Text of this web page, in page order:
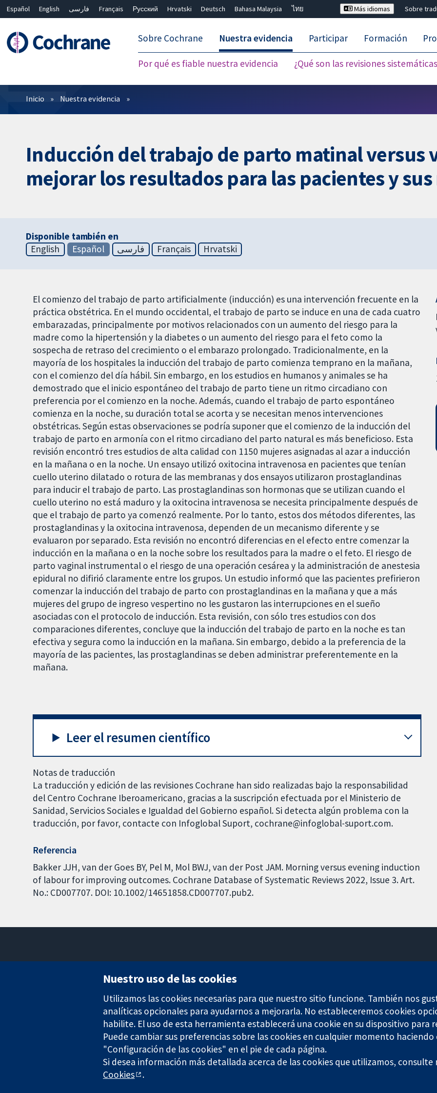
Español English فارسی Français Русский Hrvatski Deutsch Bahasa Malaysia
ไทย
Más idiomas Sobre
Sobre Cochrane Nuestra evidencia
Por qué es fiable nuestra evidencia ¿Qué son las revisiones
Participar Formación
Filtros
Inicio Nuestra evidencia
Inducción del trabajo de parto matinal versus
mejorar los resultados para las pacientes y
Disponible también en
English
Español فارسی Français Hrvatski
El comienzo del trabajo de parto artificialmente (inducción) es una intervención frecuente en la
práctica obstétrica. En el mundo occidental, el trabajo de parto se induce en una de cada cuatro
embarazadas, principalmente por motivos relacionados con un aumento del riesgo para la
madre como la hipertensión y la diabetes o un aumento del riesgo para el feto como la
sospecha de retraso del crecimiento o el embarazo prolongado. Tradicionalmente, en la
mayoría de los hospitales la inducción del trabajo de parto comienza temprano en la mañana,
con el comienzo del día hábil. Sin embargo, en los estudios en humanos y animales se ha
demostrado que el inicio espontáneo del trabajo de parto tiene un ritmo circadiano con
preferencia por el comienzo en la noche. Además, cuando el trabajo de parto espontáneo
comienza en la noche, su duración total se acorta y se necesitan menos intervenciones
obstétricas. Según estas observaciones se podría suponer que el comienzo de la inducción del
trabajo de parto en armonía con el ritmo circadiano del parto natural es más beneficioso. Esta
revisión encontró tres estudios de alta calidad con 1150 mujeres asignadas al azar a inducción
en la mañana o en la noche. Un ensayo utilizó oxitocina intravenosa en pacientes que tenían
cuello uterino dilatado o rotura de las membranas y dos ensayos utilizaron prostaglandinas
para inducir el trabajo de parto. Las prostaglandinas son hormonas que se utilizan cuando el
cuello uterino no está maduro y la oxitocina intravenosa se necesita principalmente después de
que el trabajo de parto ya comenzó realmente. Por lo tanto, estos dos métodos diferentes, las
prostaglandinas y la oxitocina intravenosa, dependen de un mecanismo diferente y se
evaluaron por separado. Esta revisión no encontró diferencias en el efecto entre comenzar la
inducción en la mañana o en la noche sobre los resultados para la madre o el feto. El riesgo de
parto vaginal instrumental o el riesgo de una operación cesárea y la administración de anestesia
epidural no difirió claramente entre los grupos. Un estudio informó que las pacientes prefirieron
comenzar la inducción del trabajo de parto con prostaglandinas en la mañana y que a más
mujeres del grupo de ingreso vespertino no les gustaron las interrupciones en el sueño
asociadas con el protocolo de inducción. Esta revisión, con sólo tres estudios con dos
comparaciones diferentes, concluye que la inducción del trabajo de parto en la noche es tan
efectiva y segura como la inducción en la mañana. Sin embargo, debido a la preferencia de la
mayoría de las pacientes, las prostaglandinas se deben administrar preferentemente en la
mañana.
Leer el resumen científico
Notas de traducción
La traducción y edición de las revisiones Cochrane han sido realizadas bajo la responsabilidad
del Centro Cochrane Iberoamericano, gracias a la suscripción efectuada por el Ministerio de
Sanidad, Servicios Sociales e Igualdad del Gobierno español. Si detecta algún problema con la
traducción, por favor, contacte con Infoglobal Suport, cochrane@infoglobal-suport.com.
Referencia
Bakker JJH, van der Goes BY, Pel M, Mol BWJ, van der Post JAM. Morning versus evening induction
of labour for improving outcomes. Cochrane Database of Systematic Reviews 2022, Issue 3. Art.
No.: CD007707. DOI: 10.1002/14651858.CD007707.pub2.
Londres
Reino Unido
The Cochrane Collaboration is a charity (no. 1045921) and a company limited by guarantee (no. 03044323) registered in England &
Copyright © 2026 The Cochrane Collaboration
Nuestro uso de las cookies
Utilizamos las cookies necesarias para que nuestro sitio funcione. También nos
analíticas opcionales para ayudarnos a mejorarla. No estableceremos cookies
habilite. El uso de esta herramienta establecerá una cookie en su dispositivo para
Puede cambiar sus preferencias sobre las cookies en cualquier momento haciendo
"Configuración de las cookies" en el pie de cada página.
Si desea información más detallada acerca de las cookies que utilizamos, consulte
Cookies
.